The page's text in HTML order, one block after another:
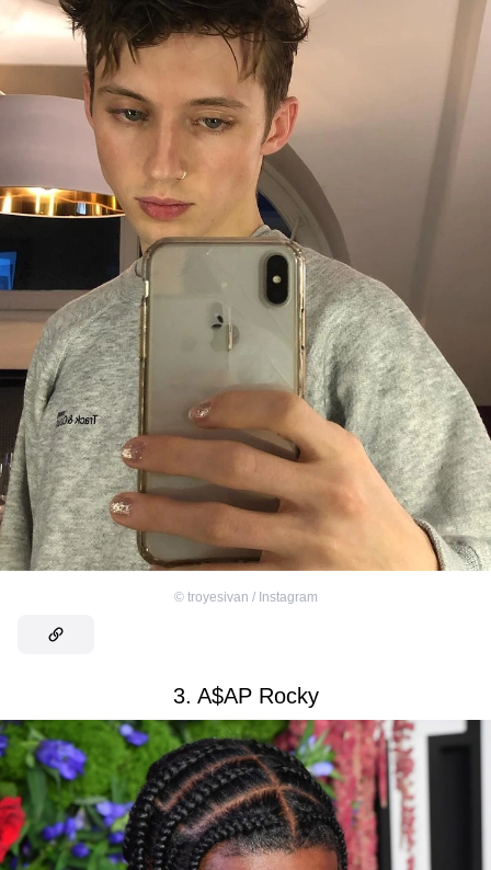
© troyesivan / Instagram
3. A$AP Rocky